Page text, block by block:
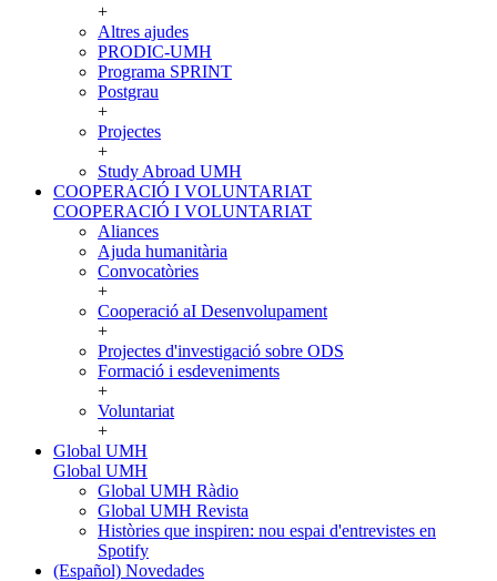
+
Altres ajudes
PRODIC-UMH
Programa SPRINT
Postgrau
+
Projectes
+
Study Abroad UMH
COOPERACIÓ I VOLUNTARIAT
COOPERACIÓ I VOLUNTARIAT
Aliances
Ajuda humanitària
Convocatòries
+
Cooperació aI Desenvolupament
+
Projectes d'investigació sobre ODS
Formació i esdeveniments
+
Voluntariat
+
Global UMH
Global UMH
Global UMH Ràdio
Global UMH Revista
Històries que inspiren: nou espai d'entrevistes en
Spotify
(Español) Novedades